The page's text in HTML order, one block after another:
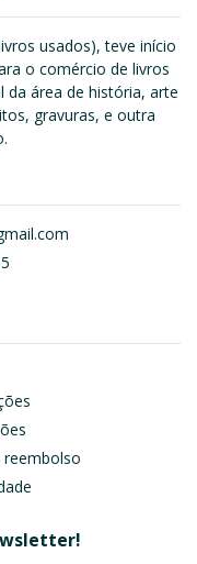
usados), teve início
o comércio de livros
da área de história, arte
gravuras, e outra
reembolso